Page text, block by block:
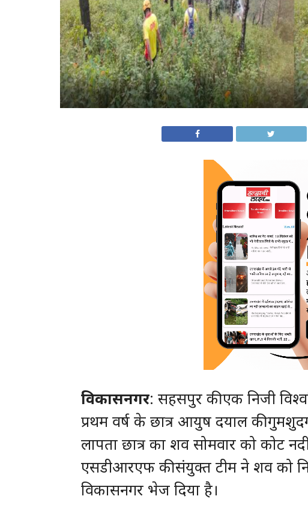
विकासनगर: सहसपुर की एक निजी
प्रथम वर्ष के छात्र आयुष दयाल की
लापता छात्र का शव सोमवार को कोट
एसडीआरएफ की संयुक्त टीम ने शव को
विकासनगर भेज दिया है।